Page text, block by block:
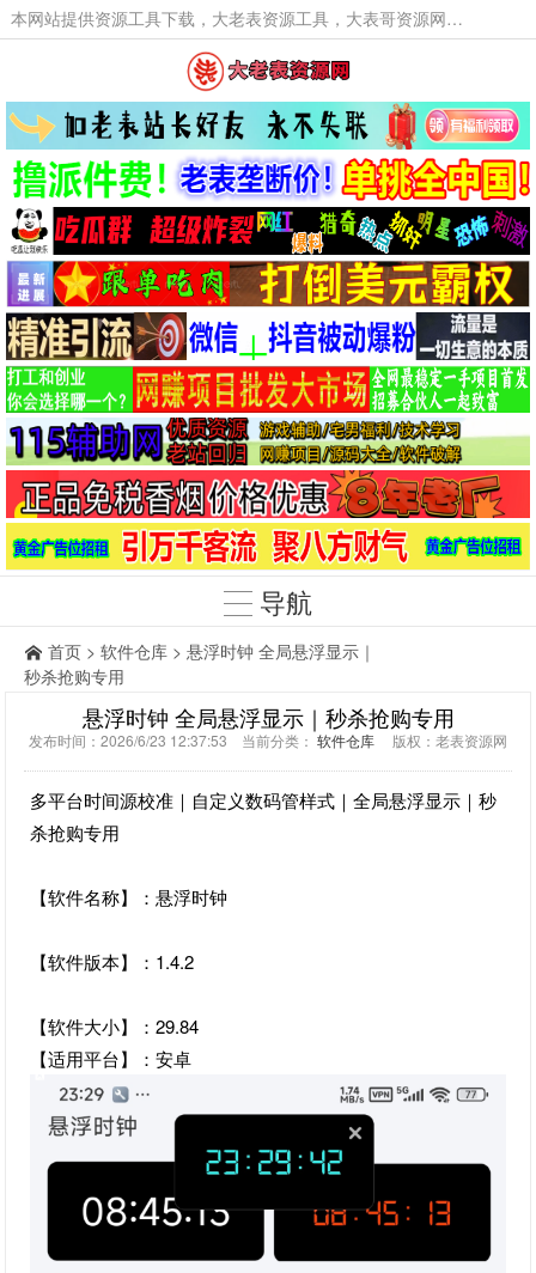
本网站提供资源工具下载，大老表资源工具，大表哥资源网软件工具，大老表资源下载，活动线报福利资源分享,活动线报，大型网游经典游戏，网络热门技术游戏辅助交流与分享。
导航
首页 > 软件仓库 > 悬浮时钟 全局悬浮显示｜
秒杀抢购专用
悬浮时钟 全局悬浮显示｜秒杀抢购专用
发布时间：2026/6/23 12:37:53 当前分类： 软件仓库 版权：老表资源网
多平台时间源校准｜自定义数码管样式｜全局悬浮显示｜秒
杀抢购专用
【软件名称】：悬浮时钟
【软件版本】：1.4.2
【软件大小】：29.84
【适用平台】：安卓